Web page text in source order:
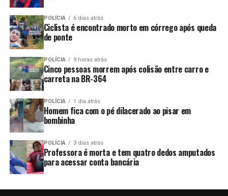
POLÍCIA 6 dias atrás
Ciclista é encontrado morto em córrego após queda
de ponte
POLÍCIA 9 horas atrás
Cinco pessoas morrem após colisão entre carro e
carreta na BR-364
POLÍCIA 1 dia atrás
Homem fica com o pé dilacerado ao pisar em
bombinha
POLÍCIA 3 dias atrás
Professora é morta e tem quatro dedos amputados
para acessar conta bancária